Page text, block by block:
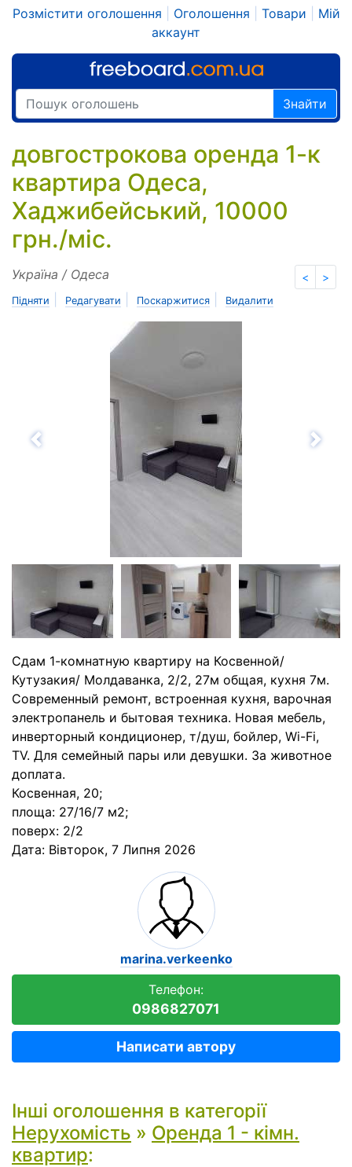
Розмістити оголошення Оголошення Товари
Мій
аккаунт
Знайти
довгострокова оренда 1-к
квартира Одеса,
Хаджибейський, 10000
грн./міс.
< >
Україна / Одеса
Підняти Редагувати Поскаржитися Видалити
Назад
Сдам 1-комнатную квартиру на Косвенной/
Кутузакия/ Молдаванка, 2/2, 27м общая, кухня 7м.
Современный ремонт, встроенная кухня, варочная
электропанель и бытовая техника. Новая мебель,
инверторный кондиционер, т/душ, бойлер, Wi-Fi,
TV. Для семейный пары или девушки. За животное
доплата.
Косвенная, 20;
площа: 27/16/7 м2;
поверх: 2/2
Дата: Вівторок, 7 Липня 2026
marina.verkeenko
Телефон:
0986827071
Написати автору
Інші оголошення в категорії
Нерухомість » Оренда 1 - кімн.
квартир: